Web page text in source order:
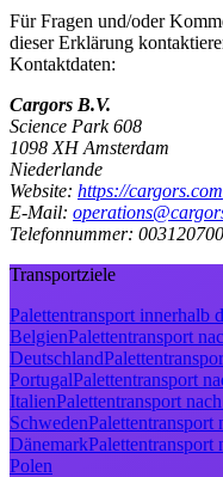
Für Fragen und/oder
dieser Erklärung
Kontaktdaten:
Cargors B.V.
Science Park 608
1098 XH Amsterdam
Niederlande
Website: https://cargors.com
E-Mail:
Telefonnummer:
Transportziele
Palettentransport innerhalb
BelgienPalettentransport
Deutschland
PortugalPalettentransport
ItalienPalettentransport
SchwedenPalettentransport
DänemarkPalettentransport
Polen